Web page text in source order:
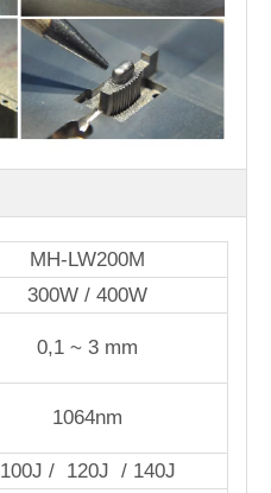
MH-LW200M
300W / 400W
0,1 ~ 3 mm
1064nm
100J / 120J / 140J